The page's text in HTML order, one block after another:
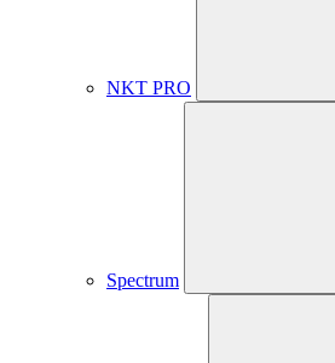
NKT PRO
Spectrum